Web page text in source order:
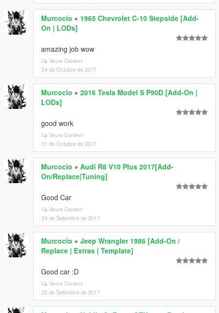
Murcocio » 1965 Chevrolet C-10 Stepside [Add-
On | LODs]
amazing job wow
Veure Context
24 de Octubre de 2017
Murcocio » 2016 Tesla Model S P90D [Add-On |
LODs]
good work
Veure Context
01 de Octubre de 2017
Murcocio » Audi R8 V10 Plus 2017[Add-
On/Replace|Tuning]
Good Car
Veure Context
24 de Setembre de 2017
Murcocio » Jeep Wrangler 1986 [Add-On /
Replace | Extras | Template]
Good car :D
Veure Context
22 de Setembre de 2017